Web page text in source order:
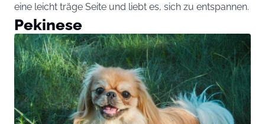
eine leicht träge Seite und liebt es, sich zu entspannen.
Pekinese